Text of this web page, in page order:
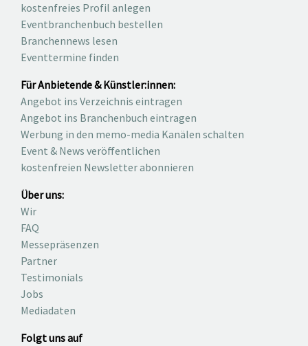
kostenfreies Profil anlegen
Eventbranchenbuch bestellen
Branchennews lesen
Eventtermine finden
Für Anbietende & Künstler:innen:
Angebot ins Verzeichnis eintragen
Angebot ins Branchenbuch eintragen
Werbung in den memo-media Kanälen schalten
Event & News veröffentlichen
kostenfreien Newsletter abonnieren
Über uns:
Wir
FAQ
Messepräsenzen
Partner
Testimonials
Jobs
Mediadaten
Folgt uns auf